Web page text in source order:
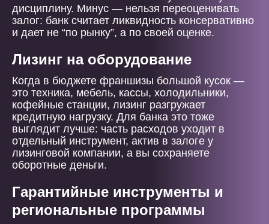
дисциплину. Минус — нельзя переоценивать
залог: банк считает ликвидность консервативно
и дает не “по рынку”, а по своей оценке.
Лизинг на оборудование
Когда в бюджете франшизы большой кусок —
это техника, мебель, кассы, холодильники,
кофейные станции, лизинг разгружает
кредитную нагрузку. Для банка это тоже
выглядит лучше: часть расходов уходит в
отдельный инструмент, актив в залоге у
лизинговой компании, а вы сохраняете
оборотные деньги.
Гарантийные инструменты и
региональные программы